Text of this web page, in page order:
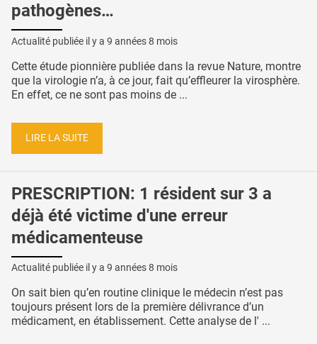
pathogènes…
Actualité publiée il y a 9 années 8 mois
Cette étude pionnière publiée dans la revue Nature, montre
que la virologie n’a, à ce jour, fait qu’effleurer la virosphère.
En effet, ce ne sont pas moins de ...
LIRE LA SUITE
PRESCRIPTION: 1 résident sur 3 a
déjà été victime d'une erreur
médicamenteuse
Actualité publiée il y a 9 années 8 mois
On sait bien qu’en routine clinique le médecin n’est pas
toujours présent lors de la première délivrance d’un
médicament, en établissement. Cette analyse de l' ...